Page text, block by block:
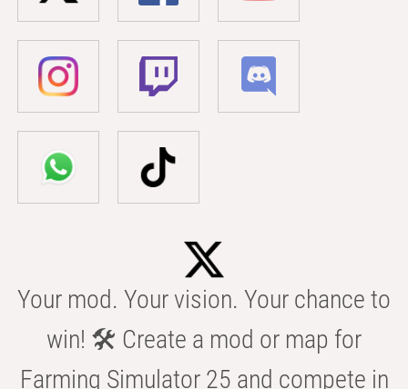
Your mod. Your vision. Your chance to
win! 🛠️ Create a mod or map for
Farming Simulator 25 and compete in